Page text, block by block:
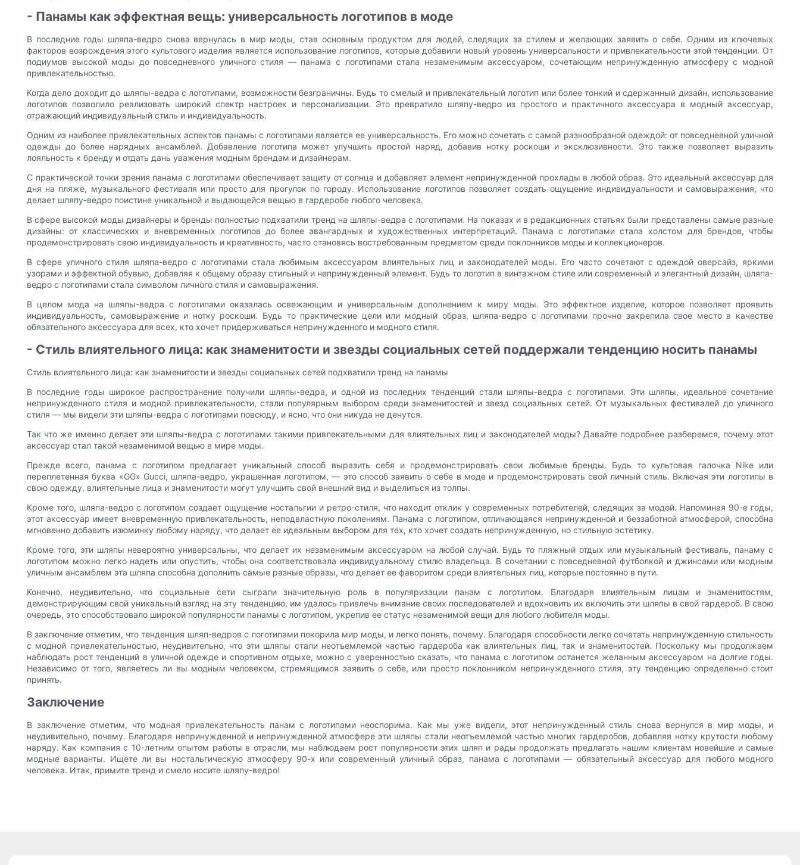
- Панамы как эффектная вещь: универсальность логотипов в моде
В последние годы шляпа-ведро снова вернулась в мир моды, став основным продуктом для людей, следящих за стилем и желающих заявить о себе. Одним из ключевых
факторов возрождения этого культового изделия является использование логотипов, которые добавили новый уровень универсальности и привлекательности этой тенденции. От
подиумов высокой моды до повседневного уличного стиля — панама с логотипами стала незаменимым аксессуаром, сочетающим непринужденную атмосферу с модной
привлекательностью.
Когда дело доходит до шляпы-ведра с логотипами, возможности безграничны. Будь то смелый и привлекательный логотип или более тонкий и сдержанный дизайн, использование
логотипов позволило реализовать широкий спектр настроек и персонализации. Это превратило шляпу-ведро из простого и практичного аксессуара в модный аксессуар,
отражающий индивидуальный стиль и индивидуальность.
Одним из наиболее привлекательных аспектов панамы с логотипами является ее универсальность. Его можно сочетать с самой разнообразной одеждой: от повседневной уличной
одежды до более нарядных ансамблей. Добавление логотипа может улучшить простой наряд, добавив нотку роскоши и эксклюзивности. Это также позволяет выразить
лояльность к бренду и отдать дань уважения модным брендам и дизайнерам.
С практической точки зрения панама с логотипами обеспечивает защиту от солнца и добавляет элемент непринужденной прохлады в любой образ. Это идеальный аксессуар для
дня на пляже, музыкального фестиваля или просто для прогулок по городу. Использование логотипов позволяет создать ощущение индивидуальности и самовыражения, что
делает шляпу-ведро поистине уникальной и выдающейся вещью в гардеробе любого человека.
В сфере высокой моды дизайнеры и бренды полностью подхватили тренд на шляпы-ведра с логотипами. На показах и в редакционных статьях были представлены самые разные
дизайны: от классических и вневременных логотипов до более авангардных и художественных интерпретаций. Панама с логотипами стала холстом для брендов, чтобы
продемонстрировать свою индивидуальность и креативность, часто становясь востребованным предметом среди поклонников моды и коллекционеров.
В сфере уличного стиля шляпа-ведро с логотипами стала любимым аксессуаром влиятельных лиц и законодателей моды. Его часто сочетают с одеждой оверсайз, яркими
узорами и эффектной обувью, добавляя к общему образу стильный и непринужденный элемент. Будь то логотип в винтажном стиле или современный и элегантный дизайн, шляпа-
ведро с логотипами стала символом личного стиля и самовыражения.
В целом мода на шляпы-ведра с логотипами оказалась освежающим и универсальным дополнением к миру моды. Это эффектное изделие, которое позволяет проявить
индивидуальность, самовыражение и нотку роскоши. Будь то практические цели или модный образ, шляпа-ведро с логотипами прочно закрепила свое место в качестве
обязательного аксессуара для всех, кто хочет придерживаться непринужденного и модного стиля.
- Стиль влиятельного лица: как знаменитости и звезды социальных сетей поддержали тенденцию носить панамы
Стиль влиятельного лица: как знаменитости и звезды социальных сетей подхватили тренд на панамы
В последние годы широкое распространение получили шляпы-ведра, и одной из последних тенденций стали шляпы-ведра с логотипами. Эти шляпы, идеальное сочетание
непринужденного стиля и модной привлекательности, стали популярным выбором среди знаменитостей и звезд социальных сетей. От музыкальных фестивалей до уличного
стиля — мы видели эти шляпы-ведра с логотипами повсюду, и ясно, что они никуда не денутся.
Так что же именно делает эти шляпы-ведра с логотипами такими привлекательными для влиятельных лиц и законодателей моды? Давайте подробнее разберемся, почему этот
аксессуар стал такой незаменимой вещью в мире моды.
Прежде всего, панама с логотипом предлагает уникальный способ выразить себя и продемонстрировать свои любимые бренды. Будь то культовая галочка Nike или
переплетенная буква «GG» Gucci, шляпа-ведро, украшенная логотипом, — это способ заявить о себе в моде и продемонстрировать свой личный стиль. Включая эти логотипы в
свою одежду, влиятельные лица и знаменитости могут улучшить свой внешний вид и выделиться из толпы.
Кроме того, шляпа-ведро с логотипом создает ощущение ностальгии и ретро-стиля, что находит отклик у современных потребителей, следящих за модой. Напоминая 90-е годы,
этот аксессуар имеет вневременную привлекательность, неподвластную поколениям. Панама с логотипом, отличающаяся непринужденной и беззаботной атмосферой, способна
мгновенно добавить изюминку любому наряду, что делает ее идеальным выбором для тех, кто хочет создать непринужденную, но стильную эстетику.
Кроме того, эти шляпы невероятно универсальны, что делает их незаменимым аксессуаром на любой случай. Будь то пляжный отдых или музыкальный фестиваль, панаму с
логотипом можно легко надеть или опустить, чтобы она соответствовала индивидуальному стилю владельца. В сочетании с повседневной футболкой и джинсами или модным
уличным ансамблем эта шляпа способна дополнить самые разные образы, что делает ее фаворитом среди влиятельных лиц, которые постоянно в пути.
Конечно, неудивительно, что социальные сети сыграли значительную роль в популяризации панам с логотипом. Благодаря влиятельным лицам и знаменитостям,
демонстрирующим свой уникальный взгляд на эту тенденцию, им удалось привлечь внимание своих последователей и вдохновить их включить эти шляпы в свой гардероб. В свою
очередь, это способствовало широкой популярности панамы с логотипом, укрепив ее статус незаменимой вещи для любого любителя моды.
В заключение отметим, что тенденция шляп-ведров с логотипами покорила мир моды, и легко понять, почему. Благодаря способности легко сочетать непринужденную стильность
с модной привлекательностью, неудивительно, что эти шляпы стали неотъемлемой частью гардероба как влиятельных лиц, так и знаменитостей. Поскольку мы продолжаем
наблюдать рост тенденций в уличной одежде и спортивном отдыхе, можно с уверенностью сказать, что панама с логотипом останется желанным аксессуаром на долгие годы.
Независимо от того, являетесь ли вы модным человеком, стремящимся заявить о себе, или просто поклонником непринужденного стиля, эту тенденцию определенно стоит
принять.
Заключение
В заключение отметим, что модная привлекательность панам с логотипами неоспорима. Как мы уже видели, этот непринужденный стиль снова вернулся в мир моды, и
неудивительно, почему. Благодаря непринужденной и непринужденной атмосфере эти шляпы стали неотъемлемой частью многих гардеробов, добавляя нотку крутости любому
наряду. Как компания с 10-летним опытом работы в отрасли, мы наблюдаем рост популярности этих шляп и рады продолжать предлагать нашим клиентам новейшие и самые
модные варианты. Ищете ли вы ностальгическую атмосферу 90-х или современный уличный образ, панама с логотипами — обязательный аксессуар для любого модного
человека. Итак, примите тренд и смело носите шляпу-ведро!